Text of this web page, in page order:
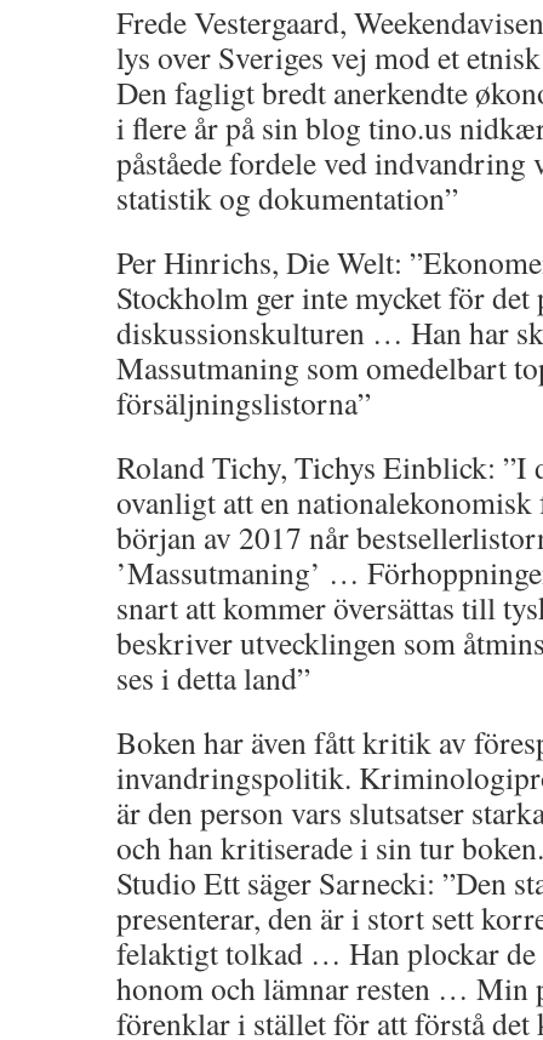
Frede Vestergaard,
lys over Sveriges vej mod et
Den fagligt bredt anerkendte
i flere år på sin blog tino.us
påståede fordele ved
statistik og dokumentation”
Per Hinrichs, Die Welt:
Stockholm ger inte mycket för det
diskussionskulturen … Han har
Massutmaning som omedelbart
försäljningslistorna”
Roland Tichy, Tichys Einblick: ”I
ovanligt att en
början av 2017 når
’Massutmaning’ …
snart att kommer översättas till
beskriver utvecklingen som
ses i detta land”
Boken har även fått kritik av
invandringspolitik.
är den person vars slutsatser
och han kritiserade i sin tur
Studio Ett säger Sarnecki: ”Den
presenterar, den är i stort sett
felaktigt tolkad … Han plockar de
honom och lämnar resten … Min
förenklar i stället för att förstå det